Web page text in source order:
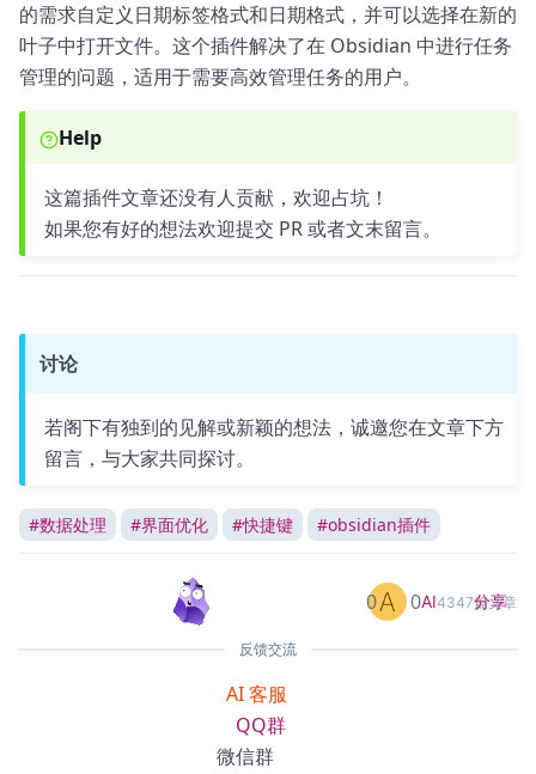
的需求自定义日期标签格式和日期格式，并可以选择在新的
叶子中打开文件。这个插件解决了在 Obsidian 中进行任务
管理的问题，适用于需要高效管理任务的用户。
Help
这篇插件文章还没有人贡献，欢迎占坑！
如果您有好的想法欢迎提交 PR 或者文末留言。
讨论
若阁下有独到的见解或新颖的想法，诚邀您在文章下方
留言，与大家共同探讨。
#数据处理 #界面优化 #快捷键 #obsidian插件
AI4347篇文章
0 0 分享
反馈交流
AI 客服
QQ群
微信群